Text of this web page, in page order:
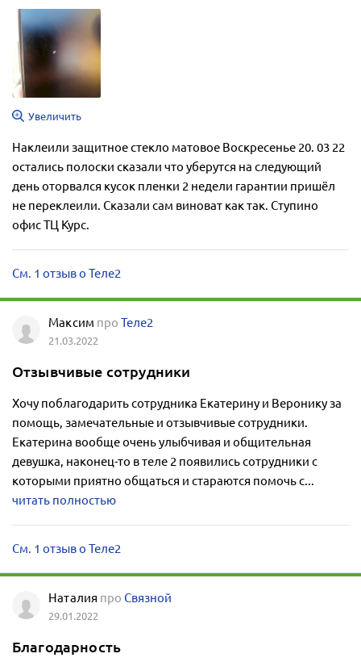
Увеличить
Наклеили защитное стекло матовое Воскресенье 20. 03 22
остались полоски сказали что уберутся на следующий
день оторвался кусок пленки 2 недели гарантии пришёл
не переклеили. Сказали сам виноват как так. Ступино
офис ТЦ Курс.
См. 1 отзыв о Теле2
Максим проТеле2
21.03.2022
Отзывчивые сотрудники
Хочу поблагодарить сотрудника Екатерину и Веронику за
помощь, замечательные и отзывчивые сотрудники.
Екатерина вообще очень улыбчивая и общительная
девушка, наконец-то в теле 2 появились сотрудники с
которыми приятно общаться и стараются помочь с...
читать полностью
См. 1 отзыв о Теле2
Наталия проСвязной
29.01.2022
Благодарность